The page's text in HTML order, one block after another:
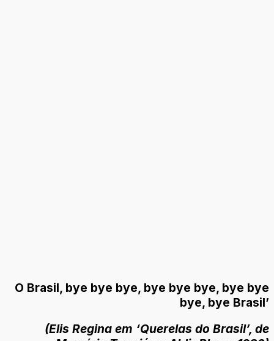
O Brasil, bye bye bye, bye bye bye, bye bye
bye, bye Brasil’
(Elis Regina em ‘Querelas do Brasil’, de